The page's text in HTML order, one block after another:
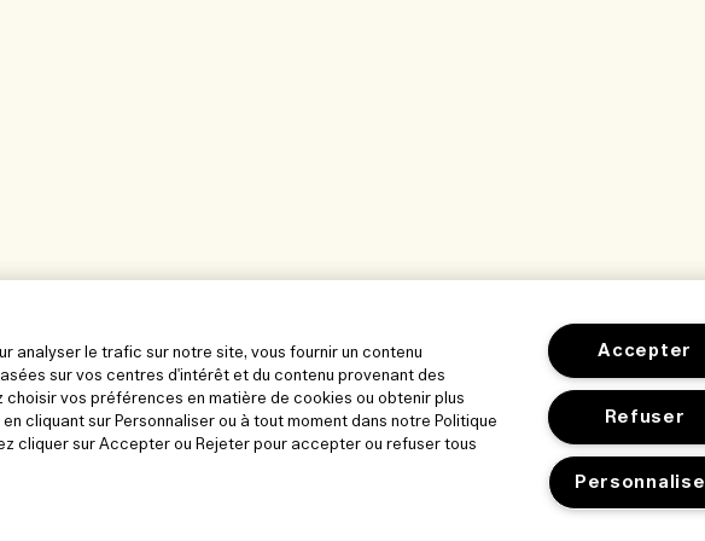
analyser le trafic sur notre site, vous fournir un contenu
sur vos centres d'intérêt et du contenu provenant des
choisir vos préférences en matière de cookies ou obtenir plus
cliquant sur Personnaliser ou à tout moment dans notre Politique
cliquer sur Accepter ou Rejeter pour accepter ou refuser tous
Accepter
Refuser